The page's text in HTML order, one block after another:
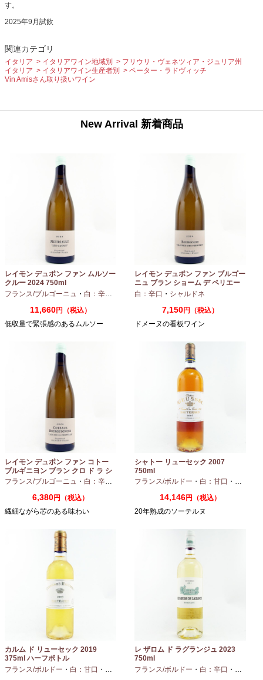
す。
2025年9月試飲
関連カテゴリ
イタリア イタリアワイン地域別
フリウリ・ヴェネツィア・ジュリア州
イタリア
イタリアワイン生産者別
ペーター・ラドヴィッチ
Vin Amisさん取り扱いワイン
New Arrival 新着商品
レイモン デュポン ファン ムルソー
クルー 2024 750ml
フランス/ブルゴーニュ ・ 白：辛口 シャルドネ
11,660円（税込）
低収量で緊張感のあるムルソー
レイモン デュポン ファン ブルゴー
ニュ ブラン ショーム デ ペリエー
ル 2024 750ml
白：辛口 ・ シャルドネ
7,150円（税込）
ドメーヌの看板ワイン
レイモン デュポン ファン コトー
ブルギニヨン ブラン クロ ド ラ シ
ャペル 2024 750ml
フランス/ブルゴーニュ ・ 白：辛口 シャルドネ
6,380円（税込）
繊細ながら芯のある味わい
シャトー リューセック 2007
750ml
フランス/ボルドー ・ 白：甘口 ・ セミヨン
14,146円（税込）
20年熟成のソーテルヌ
カルム ド リューセック 2019
375ml ハーフボトル
フランス/ボルドー ・ 白：甘口 ・ セミヨン ・ソーヴィニオンブラン
レ ザロム ド ラグランジュ 2023
750ml
フランス/ボルドー ・ 白：辛口 ・ セミヨン